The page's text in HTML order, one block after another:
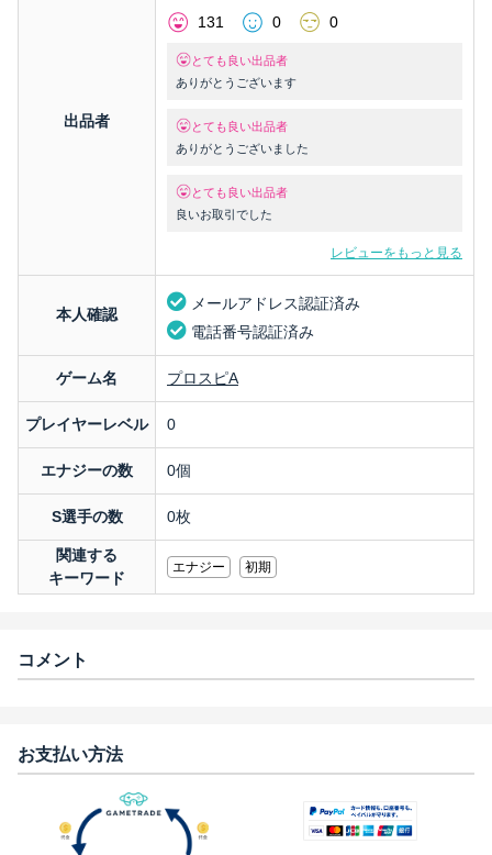
出品者
131
0 0
とても良い出品者
ありがとうございます
とても良い出品者
ありがとうございました
とても良い出品者
良いお取引でした
レビューをもっと見る
本人確認
メールアドレス認証済み
電話番号認証済み
ゲーム名 プロスピA
プレイヤーレベル 0
エナジーの数 0個
S選手の数 0枚
関連する
キーワード
エナジー 初期
コメント
お支払い方法